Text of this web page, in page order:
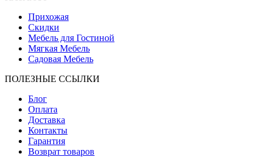
Прихожая
Скидки
Мебель для Гостиной
Мягкая Мебель
Садовая Мебель
ПОЛЕЗНЫЕ ССЫЛКИ
Блог
Оплата
Доставка
Контакты
Гарантия
Возврат товаров